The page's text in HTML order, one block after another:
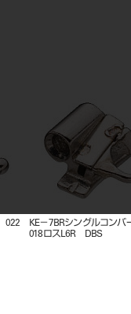
7BRシングルコンバーティブル
ロスL6R DBS